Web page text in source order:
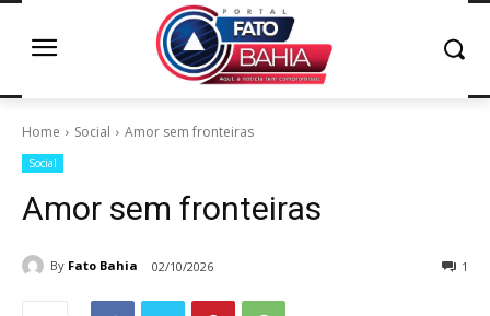
Home Social Amor sem fronteiras
Social
Amor sem fronteiras
By Fato Bahia 02/10/2026 1